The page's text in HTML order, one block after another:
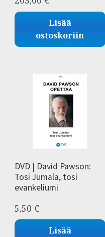
Lisää
ostoskoriin
DVD | David Pawson:
Tosi Jumala, tosi
evankeliumi
5,50 €
Lisää